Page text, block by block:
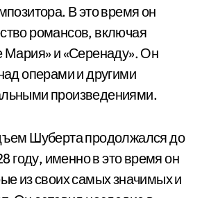
В это время он
романсов, включая
Мария» и «Серенаду». Он
операми и другими
произведениями.
Шуберта продолжался до
году, именно в это время он
из своих самых значимых и